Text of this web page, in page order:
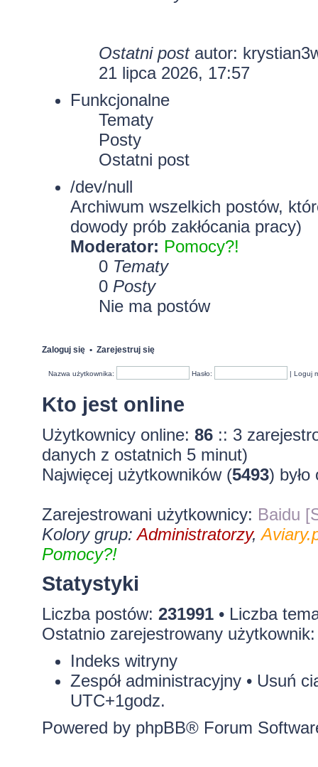
Ostatni postautor:
21 lipca 2026, 17:57
Funkcjonalne
Tematy
Posty
Ostatni post
/dev/null
Archiwum wszelkich postów,
dowody prób zakłócania pracy)
Moderator: Pomocy?!
0 Tematy
0 Posty
Nie ma postów
Zaloguj się• Zarejestruj się
Nazwa użytkownika: Hasło: |Loguj
Kto jest online
Użytkownicy online: 86:: 3
danych z ostatnich 5 minut)
Najwięcej użytkowników (5493)
Zarejestrowani użytkownicy: Baidu
Kolory grup:Administratorzy,
Pomocy?!
Statystyki
Liczba postów: 231991• Liczba
Ostatnio zarejestrowany
Indeks witryny
Zespół administracyjny• Usuń
UTC+1godz.
Powered by phpBB® Forum